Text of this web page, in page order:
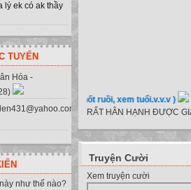
lý ek có ak thầy
TUYẾN
Hóa -
như thế nào?
màu sắc xe, nốt ruồi, xem tuổi.v.v.v )
RẤT HÂN HẠNH ĐƯỢC
Truyện Cười
Xem truyện cười